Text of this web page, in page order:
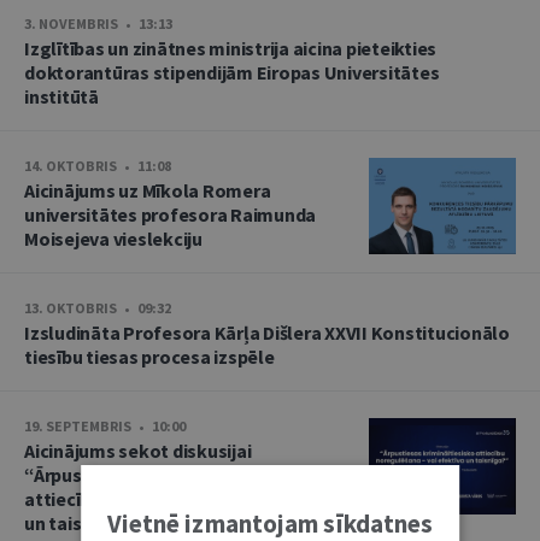
3. NOVEMBRIS • 13:13
Izglītības un zinātnes ministrija aicina pieteikties
doktorantūras stipendijām Eiropas Universitātes
institūtā
14. OKTOBRIS • 11:08
Aicinājums uz Mīkola Romera
universitātes profesora Raimunda
Moisejeva vieslekciju
13. OKTOBRIS • 09:32
Izsludināta Profesora Kārļa Dišlera XXVII Konstitucionālo
tiesību tiesas procesa izspēle
19. SEPTEMBRIS • 10:00
Aicinājums sekot diskusijai
“Ārpustiesas krimināltiesisko
attiecību noregulēšana – vai efektīva
un taisnīga?”Vietnē izmantojam sīkdatnes